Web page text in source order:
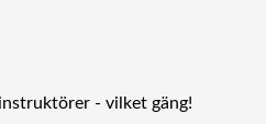
- vilket gäng!